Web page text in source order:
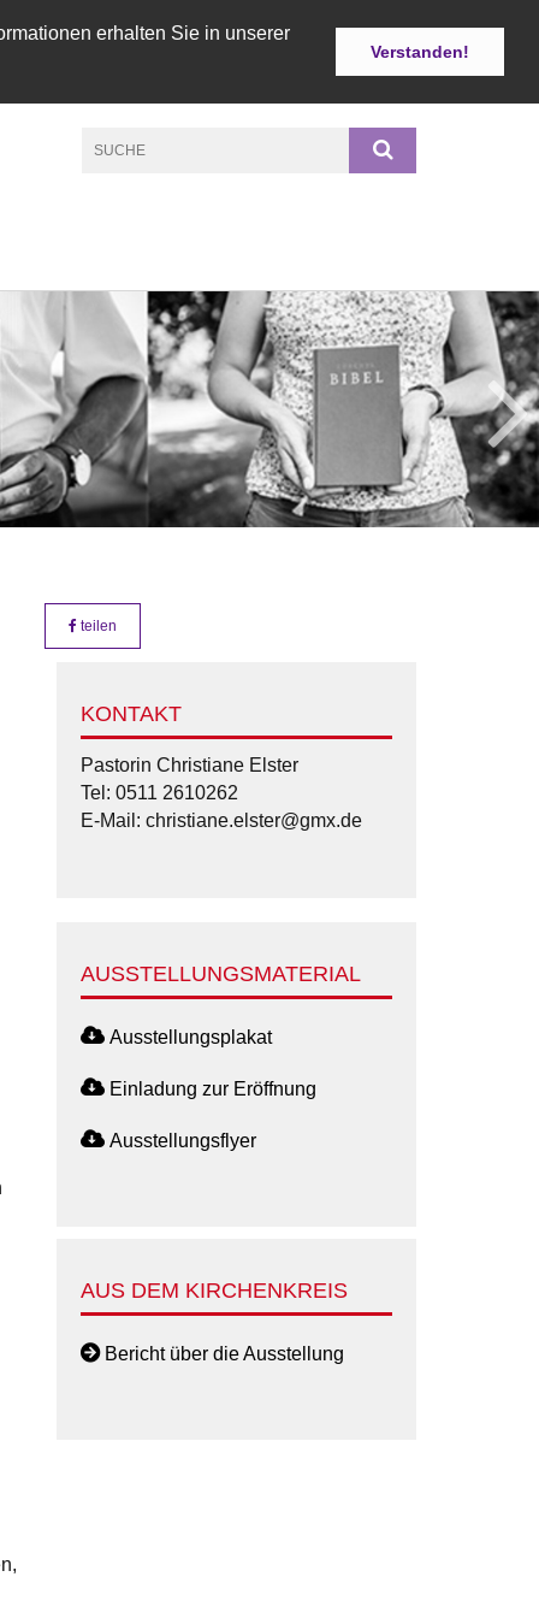
erhalten Sie in unserer
Verstanden!
teilen
KONTAKT
Pastorin Christiane Elster
Tel: 0511 2610262
E-Mail: christiane.elster@gmx.de
AUSSTELLUNGSMATERIAL
Ausstellungsplakat
Einladung zur Eröffnung
Ausstellungsflyer
AUS DEM KIRCHENKREIS
Bericht über die Ausstellung